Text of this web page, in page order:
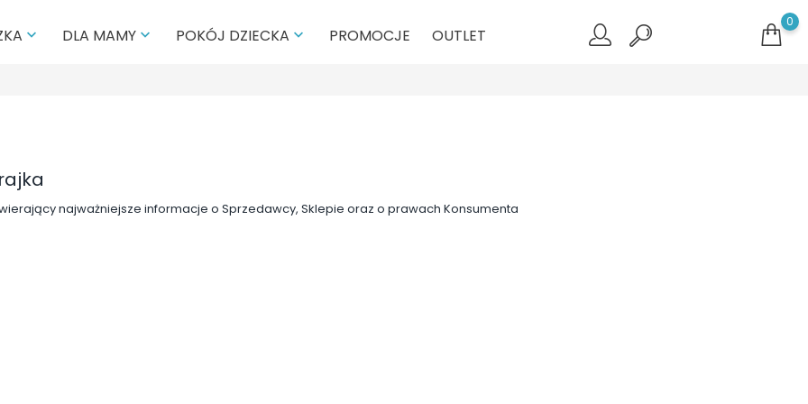
0
 DLA MAMY  POKÓJ DZIECKA  PROMOCJE OUTLET
najważniejsze informacje o Sprzedawcy, Sklepie oraz o prawach Konsumenta